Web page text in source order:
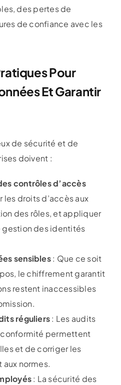
des pertes de
de confiance avec les
Pour
Et Garantir
de sécurité et de
doivent :
contrôles d’accès
les droits d’accès aux
des rôles, et appliquer
des identités
sensibles: Que ce soit
le chiffrement garantit
restent inaccessibles
réguliers: Les audits
permettent
et de corriger les
normes.
: La sécurité des